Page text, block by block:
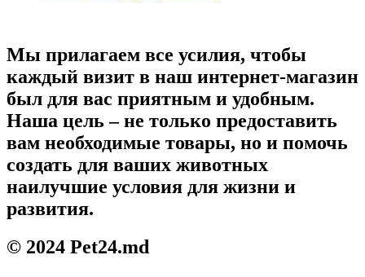
Мы прилагаем все усилия, чтобы
каждый визит в наш интернет-магазин
был для вас приятным и удобным.
Наша цель – не только предоставить
вам необходимые товары, но и помочь
создать для ваших животных
наилучшие условия для жизни и
развития.
© 2024 Pet24.md